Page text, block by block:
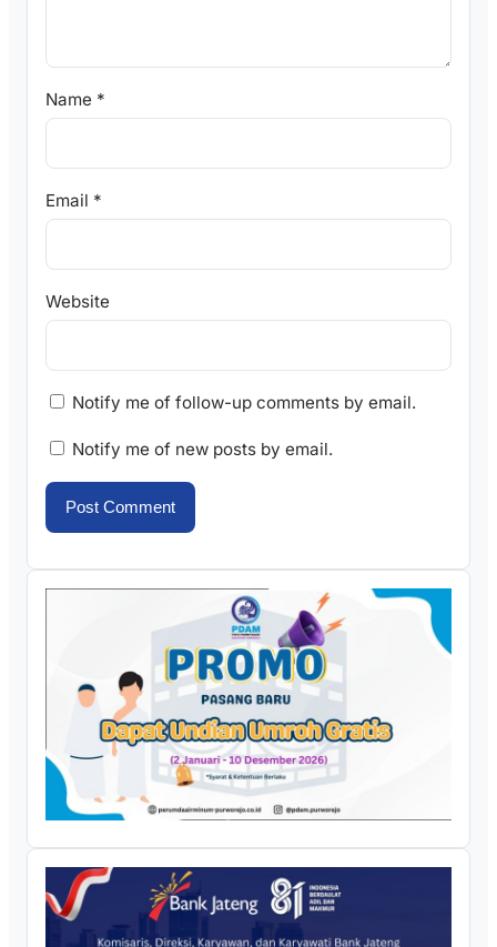
Name *
Email *
Website
Notify me of follow-up comments by email.
Notify me of new posts by email.